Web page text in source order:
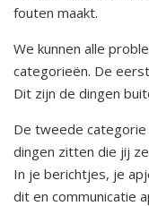
fouten maakt.
We kunnen alle
categorieën. De
Dit zijn de dingen
De tweede categorie
dingen zitten die jij
In je berichtjes, je
dit en communicatie